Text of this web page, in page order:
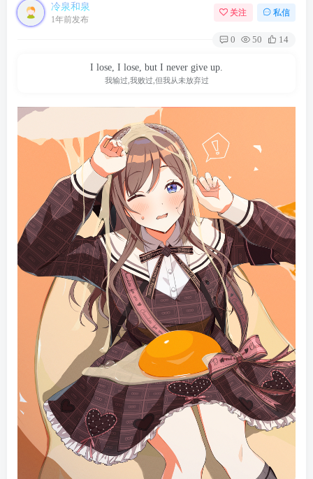
冷泉和泉
1年前发布
关注 私信
0 50 14
I lose, I lose, but I never give up.
我输过,我败过,但我从未放弃过